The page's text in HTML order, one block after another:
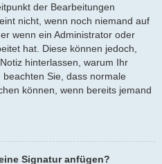
der Bearbeitungen
nicht, wenn noch niemand auf
wenn ein Administrator oder
hat. Diese können jedoch,
hinterlassen, warum Ihr
Sie, dass normale
können, wenn bereits jemand
Signatur anfügen?